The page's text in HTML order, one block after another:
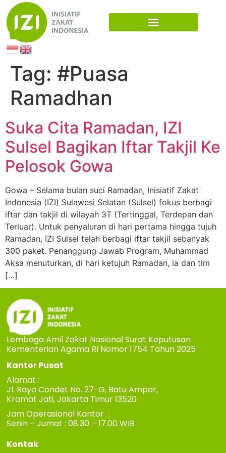
Tag: #Puasa
Ramadhan
Suka Cita Ramadan, IZI
Sulsel Bagikan Iftar Takjil Ke
Pelosok Gowa
Gowa – Selama bulan suci Ramadan, Inisiatif Zakat
Indonesia (IZI) Sulawesi Selatan (Sulsel) fokus berbagi
iftar dan takjil di wilayah 3T (Tertinggal, Terdepan dan
Terluar). Untuk penyaluran di hari pertama hingga tujuh
Ramadan, IZI Sulsel telah berbagi iftar takjil sebanyak
300 paket. Penanggung Jawab Program, Muhammad
Aksa menuturkan, di hari ketujuh Ramadan, ia dan tim
[…]
Lembaga Amil Zakat Nasional Surat Keputusan
Kementerian Agama RI Nomor 1754 Tahun 2025
Kantor Pusat
Alamat :
Jl. Raya Condet No. 27-G, Batu Ampar,
Kramat Jati, Jakarta Timur 13520
Jam Operasional Kantor :
Senin – Jumat : 08.30 – 17.00 WIB
Kontak